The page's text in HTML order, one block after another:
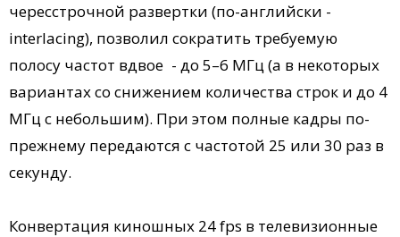
чересстрочной развертки (по-английски -
interlacing), позволил сократить требуемую
полосу частот вдвое - до 5–6 МГц (а в некоторых
вариантах со снижением количества строк и до 4
МГц с небольшим). При этом полные кадры по-
прежнему передаются с частотой 25 или 30 раз в
секунду.
Конвертация киношных 24 fps в телевизионные